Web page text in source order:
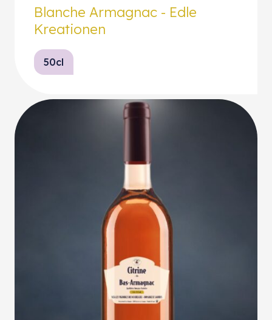
Blanche Armagnac - Edle
Kreationen
50cl